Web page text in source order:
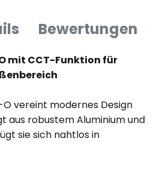
Bewertungen
mit CCT-Funktion für
O vereint modernes Design
aus robustem Aluminium und
sie sich nahtlos in